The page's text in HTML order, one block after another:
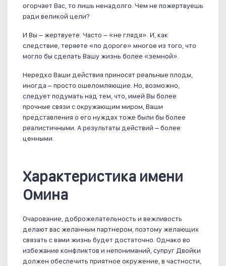
огорчает Вас, то лишь ненадолго. Чем не пожертвуешь
ради великой цели?
И Вы – жертвуете. Часто – «не глядя». И, как
следствие, теряете «по дороге» многое из того, что
могло бы сделать Вашу жизнь более «земной».
Нередко Ваши действия приносят реальные плоды,
иногда – просто ошеломляющие. Но, возможно,
следует подумать над тем, что, имей Вы более
прочные связи с окружающим миром, Ваши
представления о его нуждах тоже были бы более
реалистичными. А результаты действий – более
ценными.
Характеристика имени
Омина
Очарование, доброжелательность и вежливость
делают вас желанным партнером, поэтому желающих
связать с вами жизнь будет достаточно. Однако во
избежание конфликтов и непониманий, супруг Двойки
должен обеспечить приятное окружение, в частности,